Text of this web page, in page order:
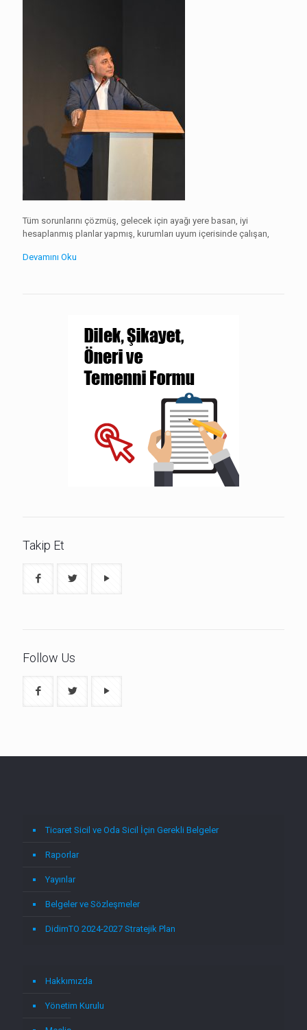
Tüm sorunlarını çözmüş, gelecek için ayağı yere basan, iyi
hesaplanmış planlar yapmış, kurumları uyum içerisinde çalışan,
Devamını Oku
Takip Et
Follow Us
Ticaret Sicil ve Oda Sicil İçin Gerekli Belgeler
Raporlar
Yayınlar
Belgeler ve Sözleşmeler
DidimTO 2024-2027 Stratejik Plan
Hakkımızda
Yönetim Kurulu